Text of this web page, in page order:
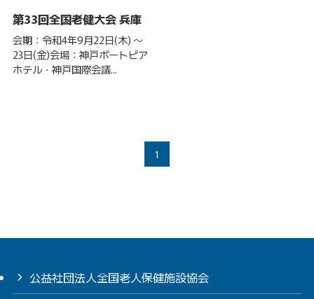
第33回全国老健大会 兵庫
会期：令和4年9月22日(木) ～
23日(金)会場：神戸ポートピア
ホテル・神戸国際会議...
1
公益社団法人全国老人保健施設協会